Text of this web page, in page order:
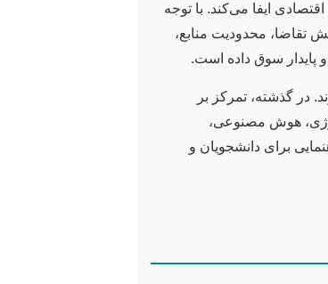
ایفا می‌کند. با توجه
تقاضا، محدودیت منابع،
پایدار سوق داده است.
در گذشته، تمرکز بر
هوش مصنوعی،
برای دانشجویان و